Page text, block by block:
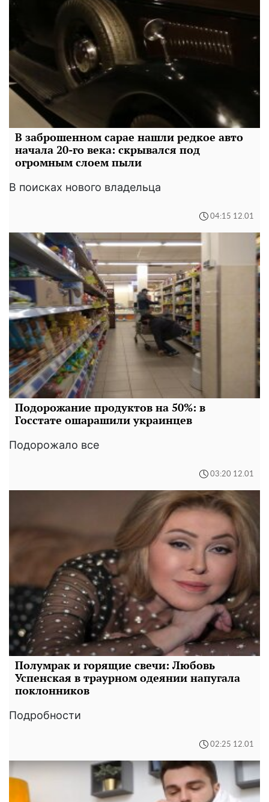
В заброшенном сарае нашли редкое авто
начала 20-го века: скрывался под
огромным слоем пыли
В поисках нового владельца
04:15 12.01
Подорожание продуктов на 50%: в
Госстате ошарашили украинцев
Подорожало все
03:20 12.01
Полумрак и горящие свечи: Любовь
Успенская в траурном одеянии напугала
поклонников
Подробности
02:25 12.01